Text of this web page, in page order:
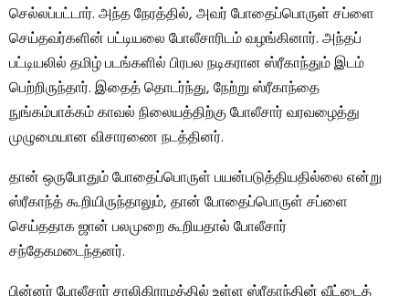
செல்லப்பட்டார். அந்த நேரத்தில், அவர் போதைப்பொருள் சப்ளை
செய்தவர்களின் பட்டியலை போலீசாரிடம் வழங்கினார். அந்தப்
பட்டியலில் தமிழ் படங்களில் பிரபல நடிகரான ஸ்ரீகாந்தும் இடம்
பெற்றிருந்தார். இதைத் தொடர்ந்து, நேற்று ஸ்ரீகாந்தை
நுங்கம்பாக்கம் காவல் நிலையத்திற்கு போலீசார் வரவழைத்து
முழுமையான விசாரணை நடத்தினர்.
தான் ஒருபோதும் போதைப்பொருள் பயன்படுத்தியதில்லை என்று
ஸ்ரீகாந்த் கூறியிருந்தாலும், தான் போதைப்பொருள் சப்ளை
செய்ததாக ஜான் பலமுறை கூறியதால் போலீசார்
சந்தேகமடைந்தனர்.